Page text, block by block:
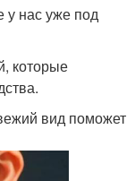
у нас уже под
которые
вид поможет